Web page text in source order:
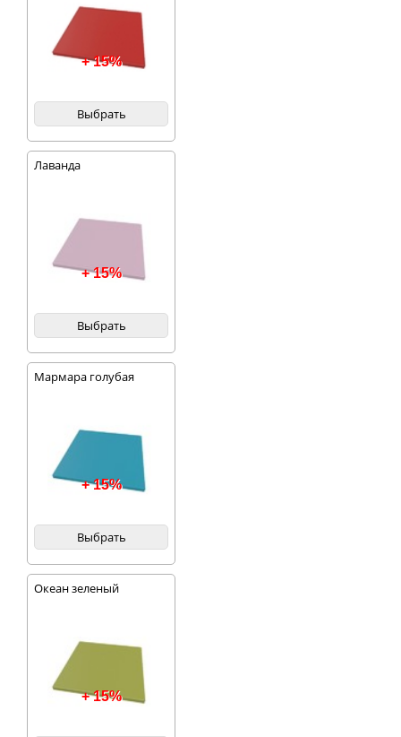
+ 15%
Выбрать
Лаванда
+ 15%
Выбрать
Мармара голубая
+ 15%
Выбрать
Океан зеленый
+ 15%